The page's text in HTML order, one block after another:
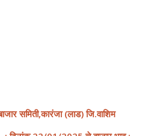
समिती,कारंजा(लाड)जि.वाशिम